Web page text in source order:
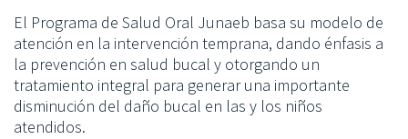
El Programa de Salud Oral Junaeb basa su modelo de
atención en la intervención temprana, dando énfasis a
la prevención en salud bucal y otorgando un
tratamiento integral para generar una importante
disminución del daño bucal en las y los niños
atendidos.